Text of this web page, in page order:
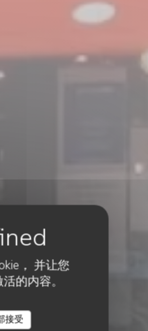
， 并让您
的内容。
接受
PERRET